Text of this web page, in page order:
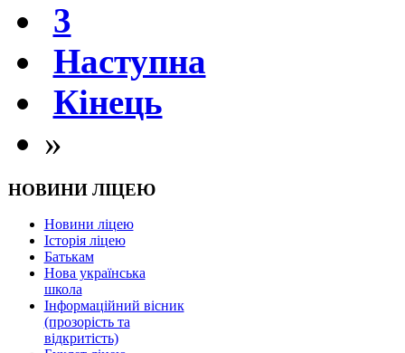
3
Наступна
Кінець
»
НОВИНИ ЛІЦЕЮ
Новини ліцею
Історія ліцею
Батькам
Нова українська
школа
Інформаційний вісник
(прозорість та
відкритість)